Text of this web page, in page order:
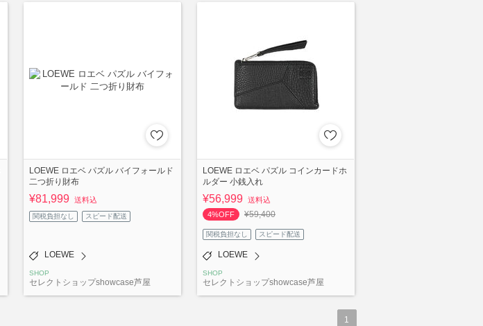
LOEWE ロエベ パズル バイフォールド
二つ折り財布
¥81,999 送料込
関税負担なし スピード配送
LOEWE
SHOP
セレクトショップshowcase芦屋
LOEWE ロエベ パズル コインカードホ
ルダー 小銭入れ
¥56,999 送料込
4%OFF
¥59,400
関税負担なし スピード配送
LOEWE
SHOP
セレクトショップshowcase芦屋
1